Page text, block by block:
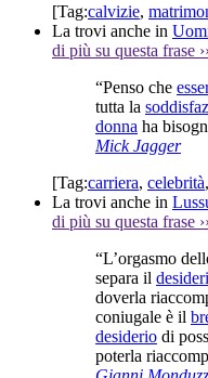
[Tag:calvizie,
La trovi anche in
di più su questa frase
“Penso che
tutta la
donna ha
Mick Jagger
[Tag:carriera, celebrità,
La trovi anche in
di più su questa frase
“L’orgasmo
separa il
doverla
coniugale è il
desiderio di
poterla